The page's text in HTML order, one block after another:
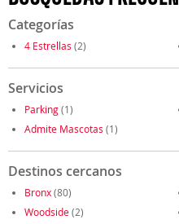
Categorías
4 Estrellas (2)
Servicios
Parking(1)
Admite Mascotas (1)
Destinos cercanos
Bronx(80)
Woodside(2)